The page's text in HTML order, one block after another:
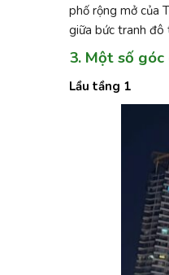
phố rộng mở của
giữa bức tranh đô
3. Một số
Lầu tầng 1